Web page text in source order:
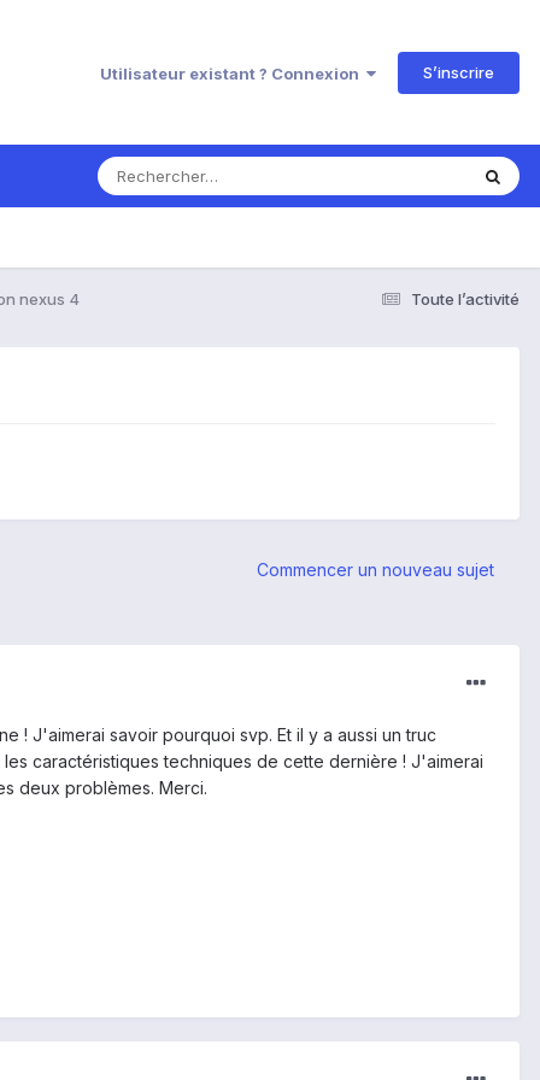
Utilisateur existant ? Connexion S’inscrire
Toute l’activité
nexus 4
Commencer un nouveau sujet
! J'aimerai savoir pourquoi svp. Et il y a aussi un truc
caractéristiques techniques de cette dernière ! J'aimerai
deux problèmes. Merci.